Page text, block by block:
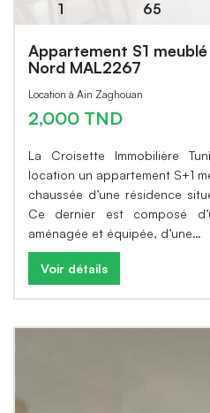
1 65
Appartement S1
Nord MAL2267
Location à Ain Zaghouan
2,000 TND
La Croisette Immobilière
location un appartement S+1
chaussée d’une résidence
Ce dernier est composé
aménagée et équipée, d’une…
Voir détails